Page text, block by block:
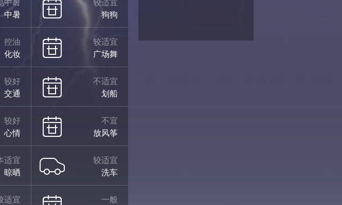
中暑
狗狗
控油
化妆
较适宜
广场舞
较好
交通
不适宜
划船
较好
心情
不宜
放风筝
适宜
晾晒
较适宜
洗车
适宜
一般